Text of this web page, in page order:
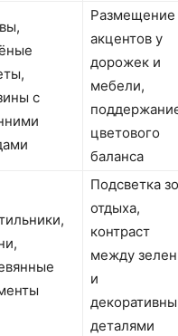
с
Размещение
акцентов у
дорожек и
мебели,
цветового
баланса
Подсветка
отдыха,
контраст
между
и
деталями